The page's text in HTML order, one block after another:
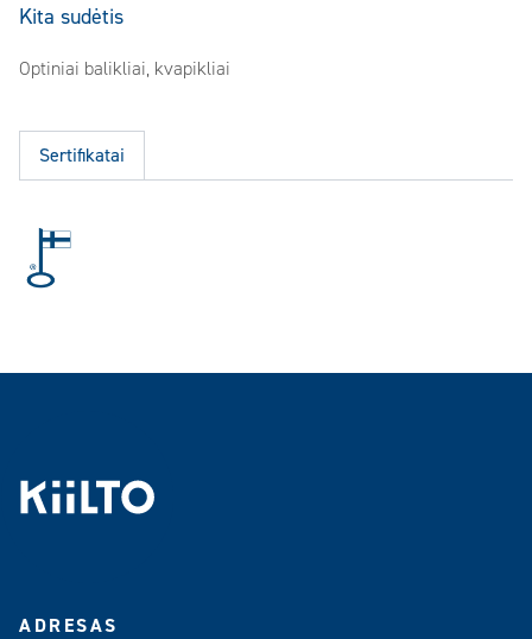
Kita sudėtis
Optiniai balikliai, kvapikliai
Sertifikatai
ADRESAS